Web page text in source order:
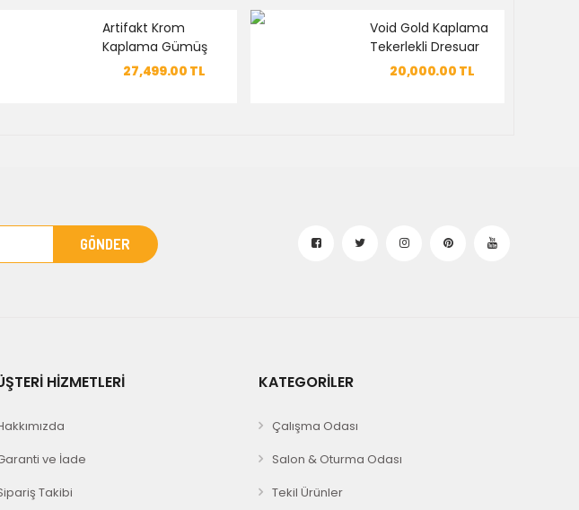
Artifakt Krom
Kaplama Gümüş
Dresuar Seti
27,499.00 TL
Void Gold Kaplama
Tekerlekli Dresuar
Seti20,000.00 TL
HİZMETLERİ
ve İade
Takibi
KATEGORİLER
Çalışma Odası
Salon & Oturma Odası
Tekil Ürünler